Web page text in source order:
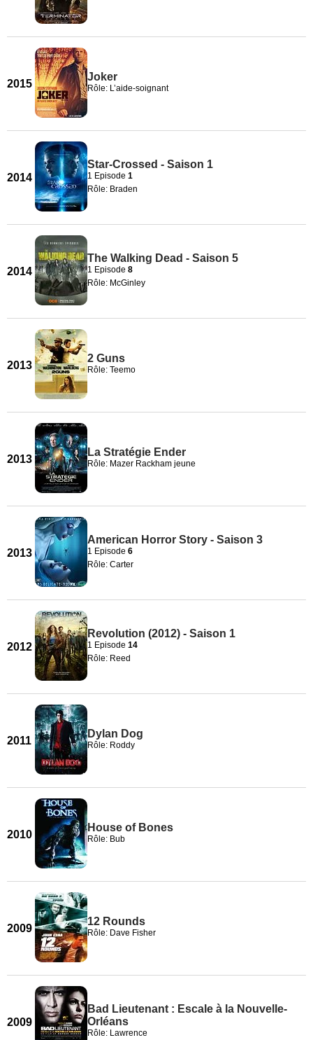
2015
Joker
Rôle: L’aide-soignant
2014
Star-Crossed - Saison 1
1 Episode 1
Rôle: Braden
2014
The Walking Dead - Saison 5
1 Episode 8
Rôle: McGinley
2013
2 Guns
Rôle: Teemo
2013
La Stratégie Ender
Rôle: Mazer Rackham jeune
2013
American Horror Story - Saison 3
1 Episode 6
Rôle: Carter
2012
Revolution (2012) - Saison 1
1 Episode 14
Rôle: Reed
2011
Dylan Dog
Rôle: Roddy
2010
House of Bones
Rôle: Bub
2009
12 Rounds
Rôle: Dave Fisher
2009
Bad Lieutenant : Escale à la Nouvelle-
Orléans
Rôle: Lawrence